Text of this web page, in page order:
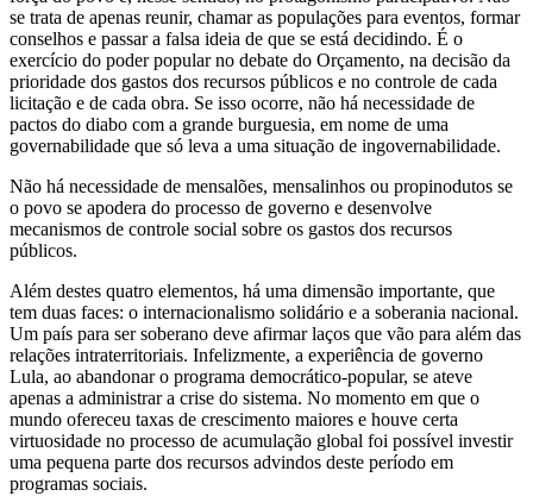
se trata de apenas reunir, chamar as populações para eventos, formar
conselhos e passar a falsa ideia de que se está decidindo. É o
exercício do poder popular no debate do Orçamento, na decisão da
prioridade dos gastos dos recursos públicos e no controle de cada
licitação e de cada obra. Se isso ocorre, não há necessidade de
pactos do diabo com a grande burguesia, em nome de uma
governabilidade que só leva a uma situação de ingovernabilidade.
Não há necessidade de mensalões, mensalinhos ou propinodutos se
o povo se apodera do processo de governo e desenvolve
mecanismos de controle social sobre os gastos dos recursos
públicos.
Além destes quatro elementos, há uma dimensão importante, que
tem duas faces: o internacionalismo solidário e a soberania nacional.
Um país para ser soberano deve afirmar laços que vão para além das
relações intraterritoriais. Infelizmente, a experiência de governo
Lula, ao abandonar o programa democrático-popular, se ateve
apenas a administrar a crise do sistema. No momento em que o
mundo ofereceu taxas de crescimento maiores e houve certa
virtuosidade no processo de acumulação global foi possível investir
uma pequena parte dos recursos advindos deste período em
programas sociais.